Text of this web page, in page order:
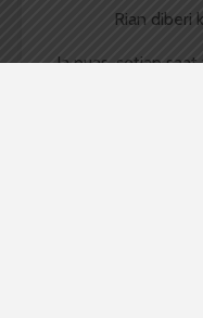
Rian diberi
Ia puas, setiap